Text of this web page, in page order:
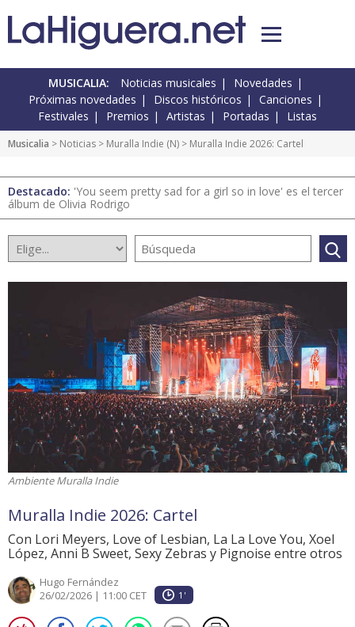
MUSICALIA: Noticias musicales
Novedades
Próximas novedades
Discos históricos
Canciones
Festivales
Premios Artistas Portadas Listas
Musicalia > Noticias > Muralla Indie (N) > Muralla Indie 2026: Cartel
Destacado: 'You seem pretty sad for a girl so in love' es el tercer
álbum de Olivia Rodrigo
Ambiente Muralla Indie
Muralla Indie 2026: Cartel
Con Lori Meyers, Love of Lesbian, La La Love You, Xoel
López, Anni B Sweet, Sexy Zebras y Pignoise entre otros
Hugo Fernández
26/02/2026 | 11:00 CET
1'